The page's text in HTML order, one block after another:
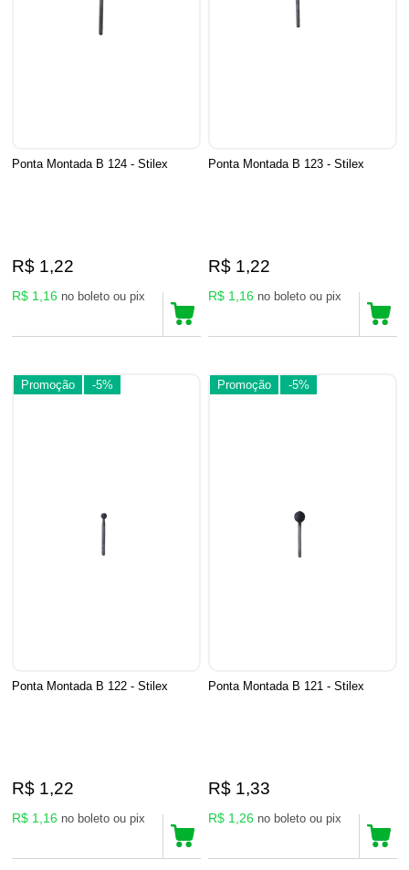
Ponta Montada B 124 - Stilex
R$ 1,22
R$ 1,16 no boleto ou pix
Ponta Montada B 123 - Stilex
R$ 1,22
R$ 1,16 no boleto ou pix
Promoção -5%
Ponta Montada B 122 - Stilex
R$ 1,22
R$ 1,16 no boleto ou pix
Promoção -5%
Ponta Montada B 121 - Stilex
R$ 1,33
R$ 1,26 no boleto ou pix